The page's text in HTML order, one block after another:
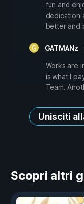
fun and
dedication
better and
GATMANz
Works are
is what I
Team.
Unisciti
Scopri altri